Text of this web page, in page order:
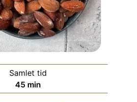
Samlet tid
45minutter
min